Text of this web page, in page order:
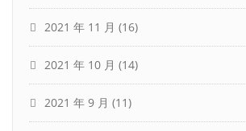
2021 年 11 月 (16)
2021 年 10 月 (14)
2021 年 9 月 (11)